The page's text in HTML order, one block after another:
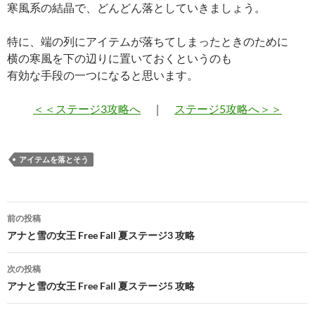
寒風系の結晶で、どんどん落としていきましょう。
特に、端の列にアイテムが落ちてしまったときのために
横の寒風を下の辺りに置いておくというのも
有効な手段の一つになると思います。
＜＜ステージ3攻略へ ｜ ステージ5攻略へ＞＞
アイテムを落とそう
投
稿
ナ
ビ
ゲ
前の投稿
アナと雪の女王 Free Fall 夏ステージ3 攻略
次の投稿
アナと雪の女王 Free Fall 夏ステージ5 攻略